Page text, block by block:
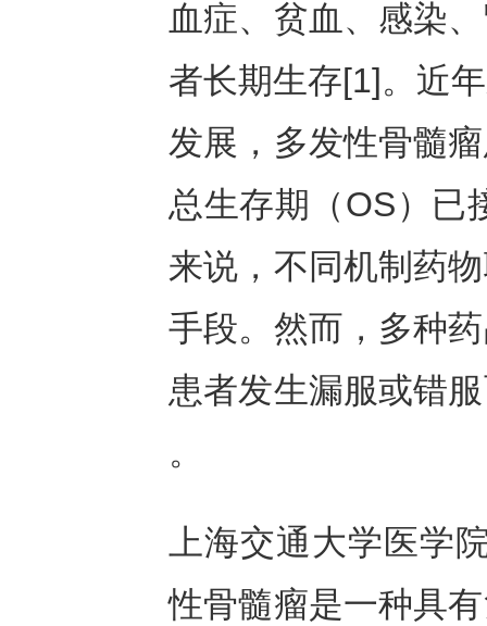
血症、贫血、感染
者长期生存[1]。近
发展，多发性骨髓
总生存期（OS）已
来说，不同机制药
手段。然而，多种
患者发生漏服或错
。
上海交通大学医学
性骨髓瘤是一种具